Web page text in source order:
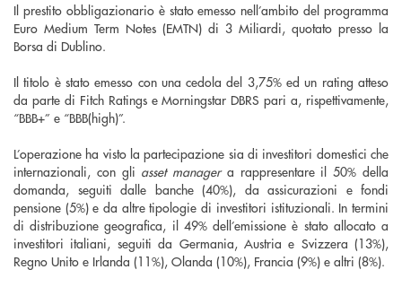
Il prestito obbligazionario è stato emesso nell’ambito del programma
Euro Medium Term Notes (EMTN) di 3 Miliardi, quotato presso la
Borsa di Dublino.
Il titolo è stato emesso con una cedola del 3,75% ed un rating atteso
da parte di Fitch Ratings e Morningstar DBRS pari a, rispettivamente,
“BBB+” e “BBB(high)”.
L’operazione ha visto la partecipazione sia di investitori domestici che
internazionali, con gli asset managera rappresentare il 50% della
domanda, seguiti dalle banche (40%), da assicurazioni e fondi
pensione (5%) e da altre tipologie di investitori istituzionali. In termini
di distribuzione geografica, il 49% dell’emissione è stato allocato a
investitori italiani, seguiti da Germania, Austria e Svizzera (13%),
Regno Unito e Irlanda (11%), Olanda (10%), Francia (9%) e altri (8%).